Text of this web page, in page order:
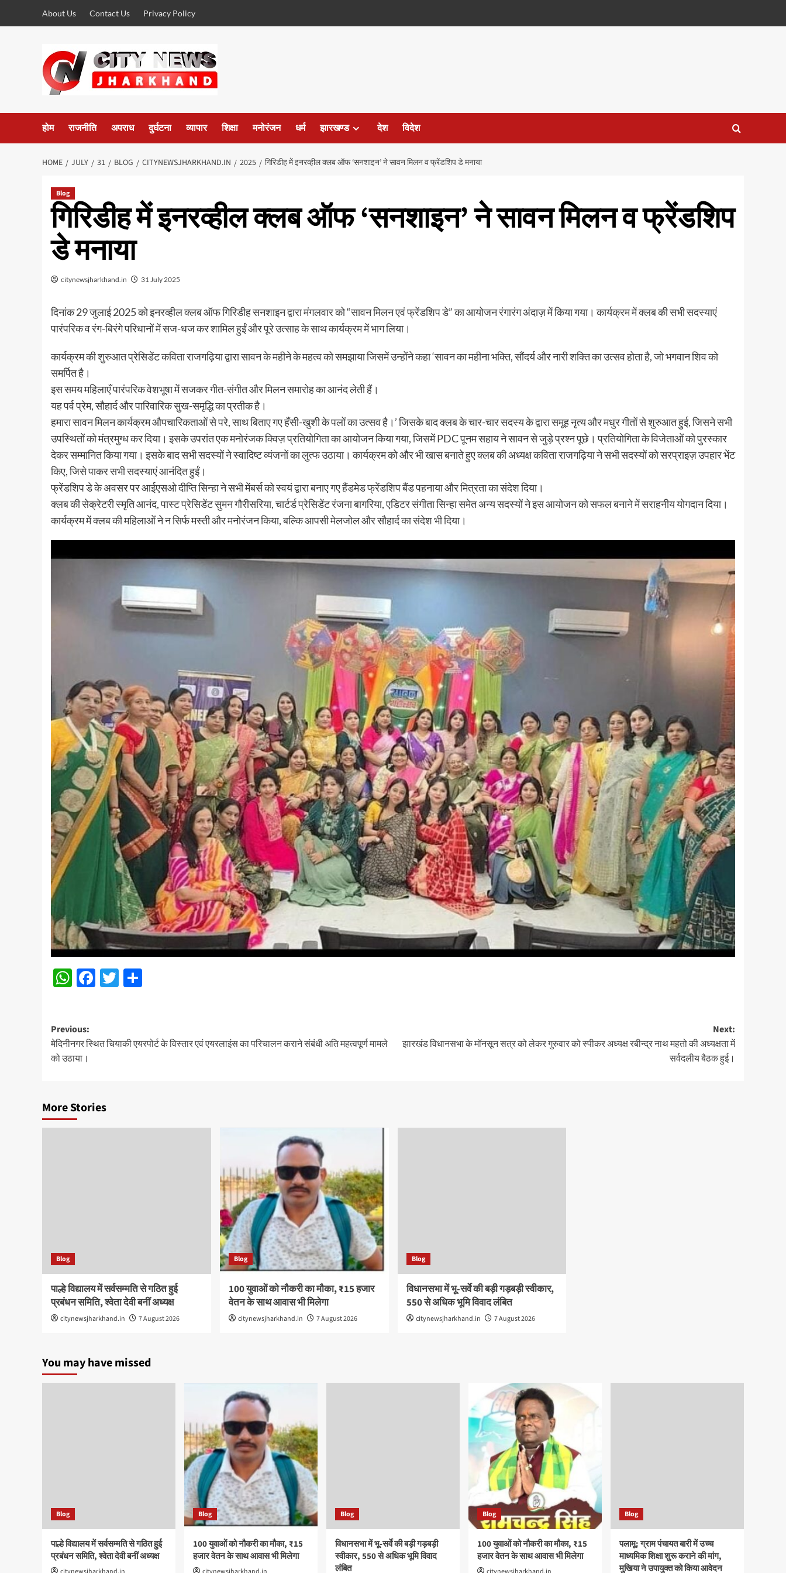
About Us Contact Us Privacy Policy
होम राजनीति अपराध दुर्घटना व्यापार शिक्षा मनोरंजन धर्म झारखण्ड देश विदेश
HOME JULY 31 BLOG CITYNEWSJHARKHAND.IN 2025 गिरिडीह में इनरव्हील क्लब ऑफ ‘सनशाइन’ ने सावन मिलन व फ्रेंडशिप डे मनाया
Blog
गिरिडीह में इनरव्हील क्लब ऑफ ‘सनशाइन’ ने सावन मिलन व फ्रेंडशिप
डे मनाया
citynewsjharkhand.in 31 July 2025
दिनांक 29 जुलाई 2025 को इनरव्हील क्लब ऑफ गिरिडीह सनशाइन द्वारा मंगलवार को “सावन मिलन एवं फ्रेंडशिप डे” का आयोजन रंगारंग अंदाज़ में किया गया। कार्यक्रम में क्लब की सभी सदस्याएं
पारंपरिक व रंग-बिरंगे परिधानों में सज-धज कर शामिल हुईं और पूरे उत्साह के साथ कार्यक्रम में भाग लिया।
कार्यक्रम की शुरुआत प्रेसिडेंट कविता राजगढ़िया द्वारा सावन के महीने के महत्व को समझाया जिसमें उन्होंने कहा ‘सावन का महीना भक्ति, सौंदर्य और नारी शक्ति का उत्सव होता है, जो भगवान शिव को
समर्पित है।
इस समय महिलाएँ पारंपरिक वेशभूषा में सजकर गीत-संगीत और मिलन समारोह का आनंद लेती हैं।
यह पर्व प्रेम, सौहार्द और पारिवारिक सुख-समृद्धि का प्रतीक है।
हमारा सावन मिलन कार्यक्रम औपचारिकताओं से परे, साथ बिताए गए हँसी-खुशी के पलों का उत्सव है।’ जिसके बाद क्लब के चार-चार सदस्य के द्वारा समूह नृत्य और मधुर गीतों से शुरुआत हुई, जिसने सभी
उपस्थितों को मंत्रमुग्ध कर दिया। इसके उपरांत एक मनोरंजक क्विज़ प्रतियोगिता का आयोजन किया गया, जिसमें PDC पूनम सहाय ने सावन से जुड़े प्रश्न पूछे। प्रतियोगिता के विजेताओं को पुरस्कार
देकर सम्मानित किया गया। इसके बाद सभी सदस्यों ने स्वादिष्ट व्यंजनों का लुत्फ उठाया। कार्यक्रम को और भी खास बनाते हुए क्लब की अध्यक्ष कविता राजगढ़िया ने सभी सदस्यों को सरप्राइज़ उपहार भेंट
किए, जिसे पाकर सभी सदस्याएं आनंदित हुईं।
फ्रेंडशिप डे के अवसर पर आईएसओ दीप्ति सिन्हा ने सभी मेंबर्स को स्वयं द्वारा बनाए गए हैंडमेड फ्रेंडशिप बैंड पहनाया और मित्रता का संदेश दिया।
क्लब की सेक्रेटरी स्मृति आनंद, पास्ट प्रेसिडेंट सुमन गौरीसरिया, चार्टर्ड प्रेसिडेंट रंजना बागरिया, एडिटर संगीता सिन्हा समेत अन्य सदस्यों ने इस आयोजन को सफल बनाने में सराहनीय योगदान दिया।
कार्यक्रम में क्लब की महिलाओं ने न सिर्फ मस्ती और मनोरंजन किया, बल्कि आपसी मेलजोल और सौहार्द का संदेश भी दिया।
WhatsApp
Facebook
Twitter
Post
navigation
Previous:
मेदिनीनगर स्थित चियाकी एयरपोर्ट के विस्तार एवं एयरलाइंस का परिचालन कराने संबंधी अति महत्वपूर्ण मामले
को उठाया।
Next:
झारखंड विधानसभा के मॉनसून सत्र को लेकर गुरुवार को स्पीकर अध्यक्ष रबीन्द्र नाथ महतो की अध्यक्षता में
सर्वदलीय बैठक हुई।
More Stories
Blog
पाल्हे विद्यालय में सर्वसम्मति से गठित हुई
प्रबंधन समिति, श्वेता देवी बनीं अध्यक्ष
citynewsjharkhand.in 7 August 2026
Blog
100 युवाओं को नौकरी का मौका, ₹15 हजार
वेतन के साथ आवास भी मिलेगा
citynewsjharkhand.in 7 August 2026
Blog
विधानसभा में भू-सर्वे की बड़ी गड़बड़ी स्वीकार,
550 से अधिक भूमि विवाद लंबित
citynewsjharkhand.in 7 August 2026
You may have missed
Blog
पाल्हे विद्यालय में सर्वसम्मति से गठित हुई
प्रबंधन समिति, श्वेता देवी बनीं अध्यक्ष
Blog
100 युवाओं को नौकरी का मौका, ₹15
हजार वेतन के साथ आवास भी मिलेगा
Blog
विधानसभा में भू-सर्वे की बड़ी गड़बड़ी
स्वीकार, 550 से अधिक भूमि विवाद
लंबित
Blog
100 युवाओं को नौकरी का मौका, ₹15
हजार वेतन के साथ आवास भी मिलेगा
Blog
पलामू: ग्राम पंचायत बारी में उच्च
माध्यमिक शिक्षा शुरू कराने की मांग,
मुखिया ने उपायुक्त को किया आवेदन